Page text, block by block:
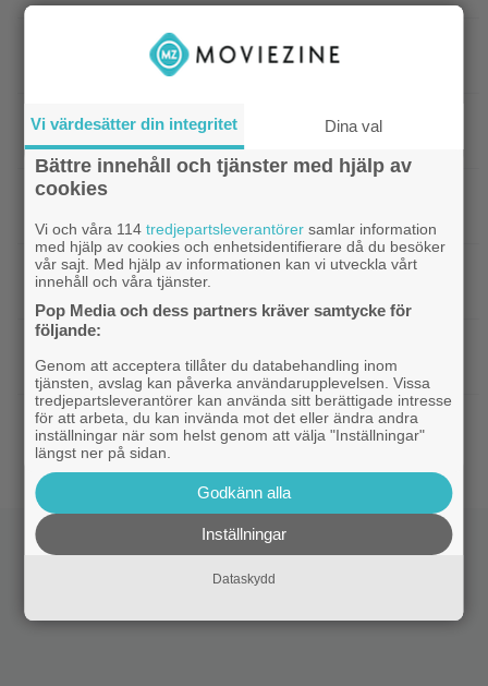
Grand Theft Auto| 27 augusti blir en spännande
dag för alla ”Grand Theft Auto”-fans
Prime Video| Ett nytt mysterium på 8 avsnitt gör
succé på Prime Video just nu
Harry Potter
kronor för nya Lego-setet
Kommande filmer| Se Connor Storrie från
”Heated Rivalry” i ny sci-fi-thriller
Kommande serier
Hussein i ny thrillerserie – se trailern här
Gustaf Skarsgård| Gustaf Skarsgård spelar
demonregissör i internationell skräckthriller
Vi värdesätter din integritet Dina val
Bättre innehåll och tjänster med hjälp av
cookies
Vi och våra 114tredjepartsleverantörer samlar information
med hjälp av cookies och enhetsidentifierare då du besöker
vår sajt. Med hjälp av informationen kan vi utveckla vårt
innehåll och våra tjänster.
Pop Media och dess partners kräver samtycke för
följande:
Genom att acceptera tillåter du databehandling inom
tjänsten, avslag kan påverka användarupplevelsen. Vissa
tredjepartsleverantörer kan använda sitt berättigade intresse
för att arbeta, du kan invända mot det eller ändra andra
inställningar när som helst genom att välja "Inställningar"
längst ner på sidan.
Godkänn alla
Inställningar
Dataskydd